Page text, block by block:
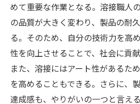
めて重要な作業となる。溶接職人
の品質が大きく変わり、製品の耐
る。そのため、自分の技術力を高
性を向上させることで、社会に貢
また、溶接にはアート性があるた
を高めることもできる。さらに、
達成感も、やりがいの一つと言え